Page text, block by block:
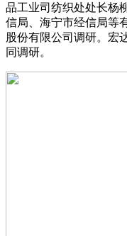
品工业司纺织处处长杨
信局、海宁市经信局等
股份有限公司调研。宏
同调研。